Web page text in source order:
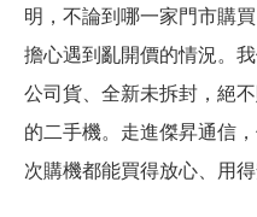
明，不論到哪一家門市購
擔心遇到亂開價的情況。
公司貨、全新未拆封，絕
的二手機。走進傑昇通信
次購機都能買得放心、用得